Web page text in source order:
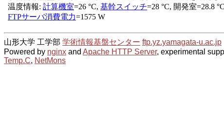
山形大学 工学部 学術情報基盤センター ftp.yz.yamagata-u.ac.jp
Powered by nginx and Apache HTTP Server, experimental
Temp.C, NetMons